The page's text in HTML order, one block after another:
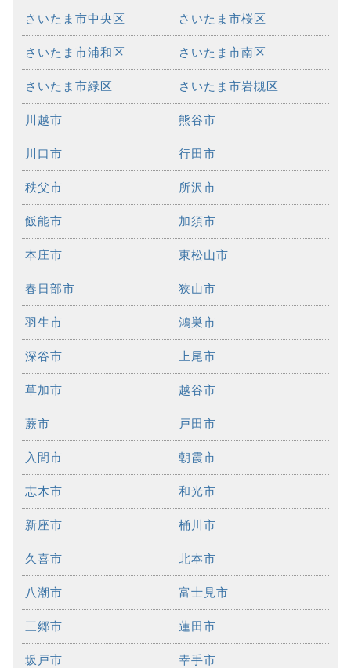
さいたま市中央区 さいたま市桜区
さいたま市浦和区 さいたま市南区
さいたま市緑区 さいたま市岩槻区
川越市 熊谷市
川口市 行田市
秩父市 所沢市
飯能市 加須市
本庄市 東松山市
春日部市 狭山市
羽生市 鴻巣市
深谷市 上尾市
草加市 越谷市
蕨市 戸田市
入間市 朝霞市
志木市 和光市
新座市 桶川市
久喜市 北本市
八潮市 富士見市
三郷市 蓮田市
坂戸市 幸手市